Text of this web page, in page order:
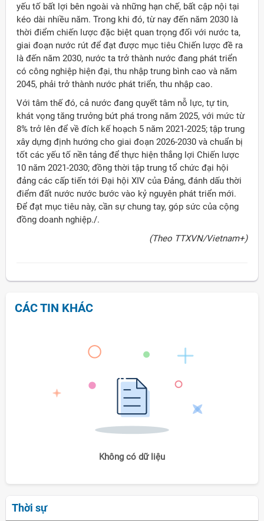
yếu tố bất lợi bên ngoài và những hạn chế, bất cập nội tại
kéo dài nhiều năm. Trong khi đó, từ nay đến năm 2030 là
thời điểm chiến lược đặc biệt quan trọng đối với nước ta,
giai đoạn nước rút để đạt được mục tiêu Chiến lược đề ra
là đến năm 2030, nước ta trở thành nước đang phát triển
có công nghiệp hiện đại, thu nhập trung bình cao và năm
2045, phải trở thành nước phát triển, thu nhập cao.
Với tâm thế đó, cả nước đang quyết tâm nỗ lực, tự tin,
khát vọng tăng trưởng bứt phá trong năm 2025, với mức từ
8% trở lên để về đích kế hoạch 5 năm 2021-2025; tập trung
xây dựng định hướng cho giai đoạn 2026-2030 và chuẩn bị
tốt các yếu tố nền tảng để thực hiện thắng lợi Chiến lược
10 năm 2021-2030; đồng thời tập trung tổ chức đại hội
đảng các cấp tiến tới Đại hội XIV của Đảng, đánh dấu thời
điểm đất nước nước bước vào kỷ nguyên phát triển mới.
Để đạt mục tiêu này, cần sự chung tay, góp sức của cộng
đồng doanh nghiệp./.
(Theo TTXVN/Vietnam+)
CÁC TIN KHÁC
Không có dữ liệu
Thời sự